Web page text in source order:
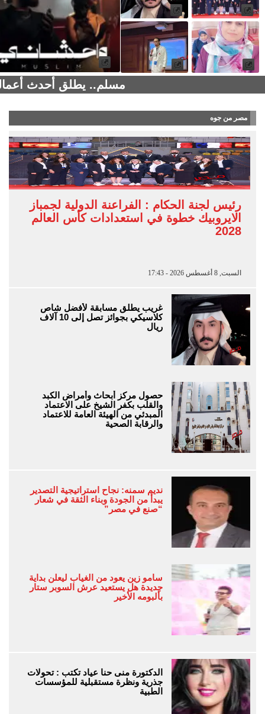
مسلم.. يطلق أحدث
مصر من جوه
رئيس لجنة الحكام : الفراعنة الدولية لجمباز
الايروبيك خطوة في استعدادات كأس العالم
2028
السبت, 8 أغسطس 2026 - 17:43
غريب يطلق مسابقة لأفضل شاص
كلاسيكي بجوائز تصل إلى 10 آلاف
ريال
حصول مركز أبحاث وأمراض الكبد
والقلب بكفر الشيخ على الاعتماد
المبدئي من الهيئة العامة للاعتماد
والرقابة الصحية
نديم سمنه: نجاح استراتيجية التصدير
يبدأ من الجودة وبناء الثقة في شعار
“صنع في مصر”
سامو زين يعود من الغياب ليعلن بداية
جديدة هل يستعيد عرش السوبر ستار
بألبومه الأخير
الدكتورة منى حنا عياد تكتب : تحولات
جذرية ونظرة مستقبلية للمؤسسات
الطبية